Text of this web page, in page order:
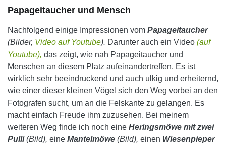
Papageitaucher und Mensch
Nachfolgend einige Impressionen vom Papageitaucher
(Bilder, Video auf Youtube). Darunter auch ein Video (auf
Youtube), das zeigt, wie nah Papageitaucher und
Menschen an diesem Platz aufeinandertreffen. Es ist
wirklich sehr beeindruckend und auch ulkig und erheiternd,
wie einer dieser kleinen Vögel sich den Weg vorbei an den
Fotografen sucht, um an die Felskante zu gelangen. Es
macht einfach Freude ihm zuzusehen. Bei meinem
weiteren Weg finde ich noch eine Heringsmöwe mit zwei
Pulli(Bild), eine Mantelmöwe (Bild), einen Wiesenpieper